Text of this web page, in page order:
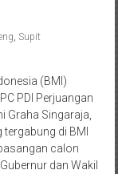
Supit
(BMI)
PDI Perjuangan
Graha Singaraja,
di BMI
calon
dan Wakil